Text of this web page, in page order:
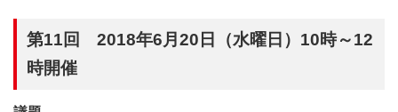
第11回 2018年6月20日（水曜日）10時～12
時開催